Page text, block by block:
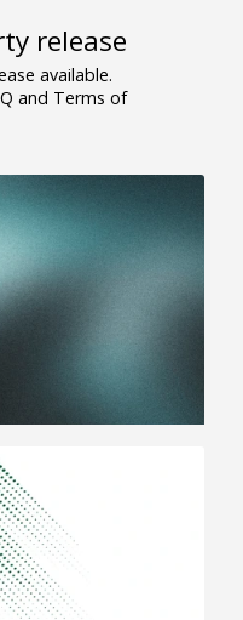
release
available.
and Terms of